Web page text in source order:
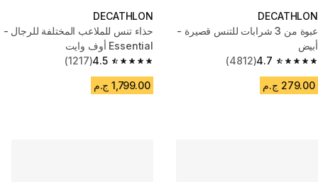
DECATHLON
عبوة من 3 شرابات للتنس قصيرة -
أبيض
4.7
4.7 out of 5 stars from 4812 reviews
(4812)
279.00 ج.م
DECATHLON
حذاء تنس للملاعب المختلفة للرجال -
Essential أوف وايت
4.5
4.5 out of 5 stars from 1217 reviews
(1217)
1,799.00 ج.م